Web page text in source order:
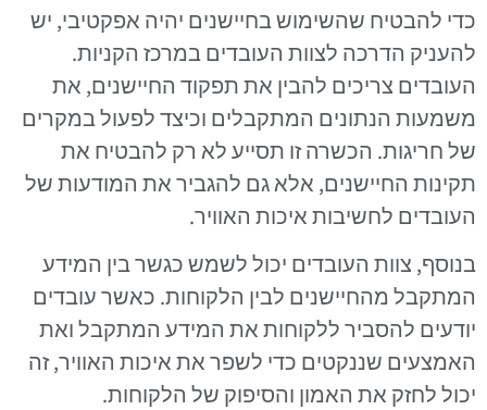
כדי להבטיח שהשימוש בחיישנים יהיה אפקטיבי, יש
להעניק הדרכה לצוות העובדים במרכז הקניות.
העובדים צריכים להבין את תפקוד החיישנים, את
משמעות הנתונים המתקבלים וכיצד לפעול במקרים
של חריגות. הכשרה זו תסייע לא רק להבטיח את
תקינות החיישנים, אלא גם להגביר את המודעות של
העובדים לחשיבות איכות האוויר.
בנוסף, צוות העובדים יכול לשמש כגשר בין המידע
המתקבל מהחיישנים לבין הלקוחות. כאשר עובדים
יודעים להסביר ללקוחות את המידע המתקבל ואת
האמצעים שננקטים כדי לשפר את איכות האוויר, זה
יכול לחזק את האמון והסיפוק של הלקוחות.